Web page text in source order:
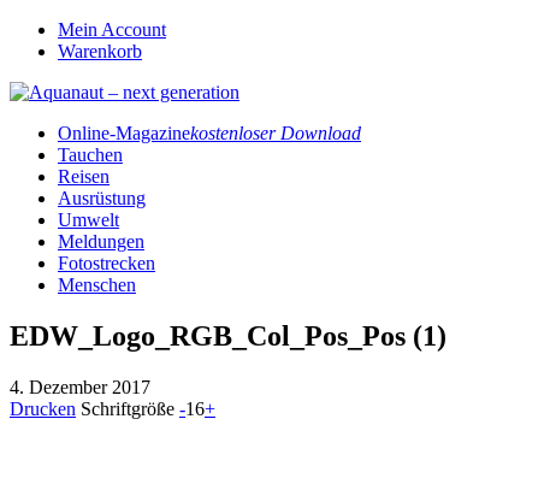
Mein Account
Warenkorb
Online-Magazinekostenloser Download
Tauchen
Reisen
Ausrüstung
Umwelt
Meldungen
Fotostrecken
Menschen
EDW_Logo_RGB_Col_Pos_Pos (1)
4. Dezember 2017
Drucken Schriftgröße -16+